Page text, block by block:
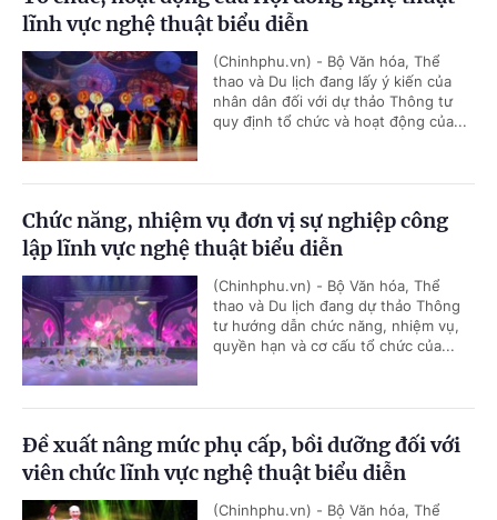
lĩnh vực nghệ thuật biểu diễn
(Chinhphu.vn) - Bộ Văn hóa, Thể
thao và Du lịch đang lấy ý kiến của
nhân dân đối với dự thảo Thông tư
quy định tổ chức và hoạt động của...
Chức năng, nhiệm vụ đơn vị sự nghiệp công
lập lĩnh vực nghệ thuật biểu diễn
(Chinhphu.vn) - Bộ Văn hóa, Thể
thao và Du lịch đang dự thảo Thông
tư hướng dẫn chức năng, nhiệm vụ,
quyền hạn và cơ cấu tổ chức của...
Đề xuất nâng mức phụ cấp, bồi dưỡng đối với
viên chức lĩnh vực nghệ thuật biểu diễn
(Chinhphu.vn) - Bộ Văn hóa, Thể